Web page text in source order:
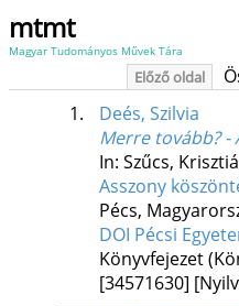
mtmt
Magyar Tudományos Művek Tára
Előző oldal
1.
Deés, Szilvia
Merre tovább? -
In: Szűcs,
Asszony
Pécs,
DOI Pécsi
Könyvfejezet
[34571630]